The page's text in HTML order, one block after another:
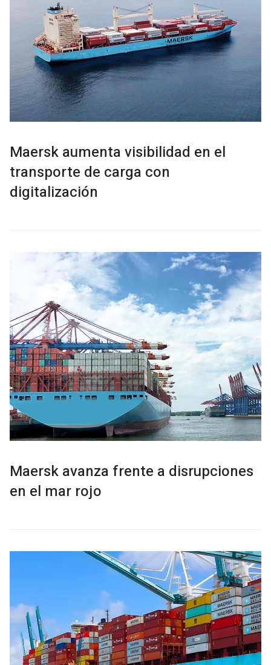
Maersk aumenta visibilidad en el
transporte de carga con
digitalización
Maersk avanza frente a disrupciones
en el mar rojo